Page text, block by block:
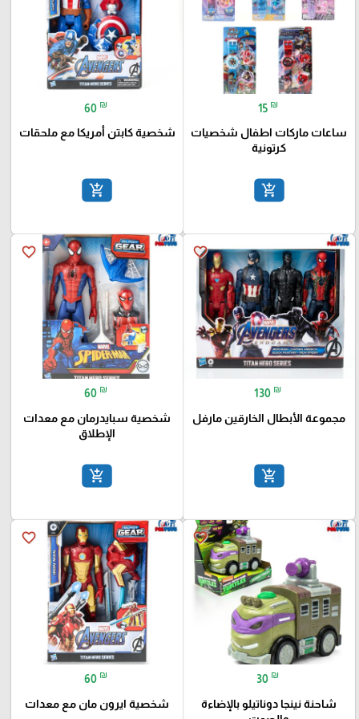
15 ₪
ساعات ماركات اطفال شخصيات
كرتونية
add_shopping_cart
60 ₪
شخصية كابتن أمريكا مع ملحقات
add_shopping_cart
favorite_border
130 ₪
مجموعة الأبطال الخارقين مارفل
add_shopping_cart
favorite_border
60 ₪
شخصية سبايدرمان مع معدات
الإطلاق
add_shopping_cart
favorite_border
30 ₪
شاحنة نينجا دوناتيلو بالإضاءة
favorite_border
60 ₪
شخصية ايرون مان مع معدات